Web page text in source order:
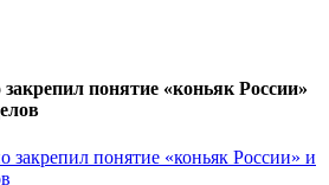
понятие «коньяк России»